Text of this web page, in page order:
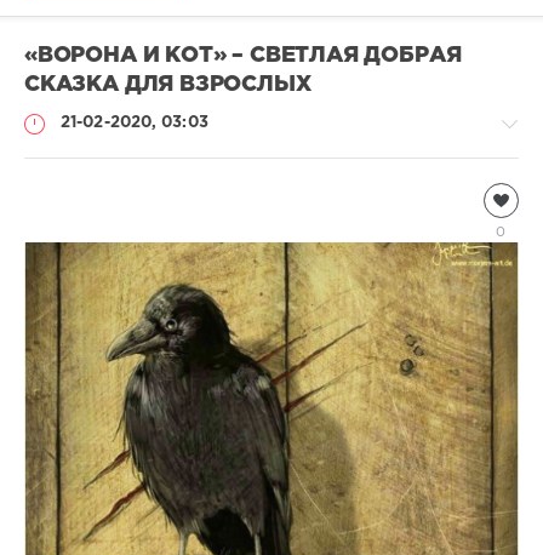
«ВОРОНА И КОТ» – СВЕТЛАЯ ДОБРАЯ
СКАЗКА ДЛЯ ВЗРОСЛЫХ
21-02-2020, 03:03
1
0
0